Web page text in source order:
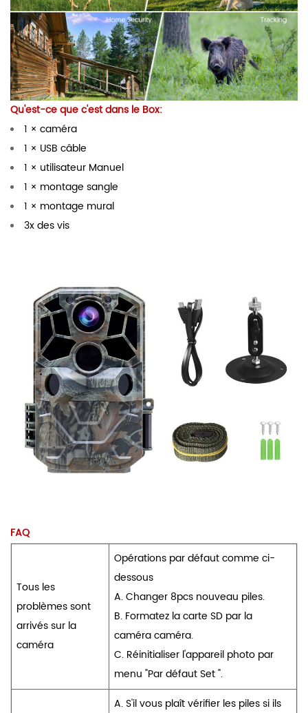
Qu'est-ce que c'est dans le Box:
1 × caméra
1 × USB câble
1 × utilisateur Manuel
1 × montage sangle
1 × montage mural
3x des vis
FAQ
Tous les
problèmes sont
arrivés sur la
caméra
Opérations par défaut comme ci-
dessous
A. Changer 8pcs nouveau piles.
B. Formatez la carte SD par la
caméra caméra.
C. Réinitialiser l'appareil photo par
menu "Par défaut Set ".
A. S'il vous plaît vérifier les piles si ils